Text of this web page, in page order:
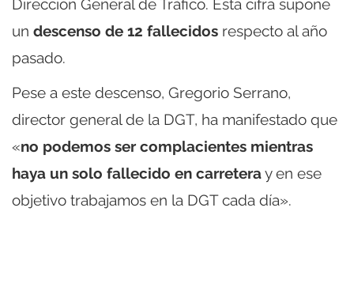
Dirección General de Tráfico. Esta cifra supone
un descenso de 12 fallecidos respecto al año
pasado.
Pese a este descenso, Gregorio Serrano,
director general de la DGT, ha manifestado que
«no podemos ser complacientes mientras
haya un solo fallecido en carreteray en ese
objetivo trabajamos en la DGT cada día».